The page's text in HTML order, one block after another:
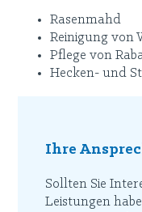
Rasenmahd
Reinigung von
Pflege von
Hecken- und
Ihre
Sollten Sie
Leistungen